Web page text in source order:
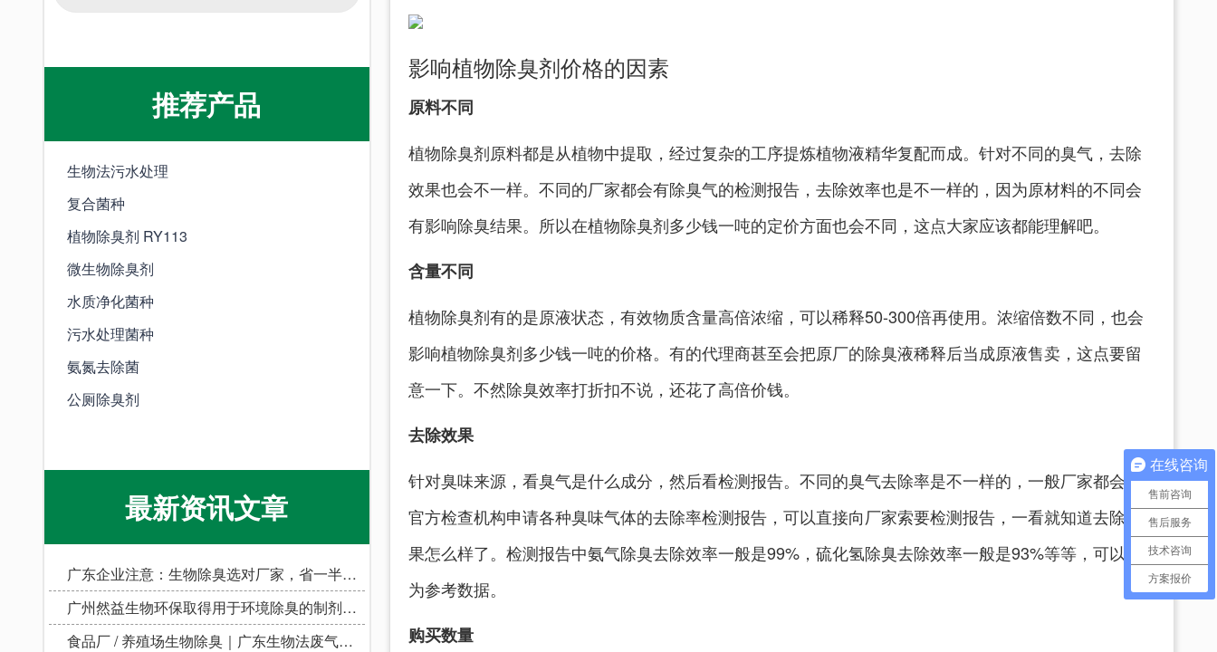
推荐产品
生物法污水处理
复合菌种
植物除臭剂 RY113
微生物除臭剂
水质净化菌种
污水处理菌种
氨氮去除菌
公厕除臭剂
最新资讯文章
广东企业注意：生物除臭选对厂家，省一半心！
广州然益生物环保取得用于环境除臭的制剂及其制备方法专利，能够有效地去除环境中的多种具有强烈恶臭的气体污染物
食品厂 / 养殖场生物除臭｜广东生物法废气处理公司哪家靠谱评测
影响植物除臭剂价格的因素
原料不同
植物除臭剂原料都是从植物中提取，经过复杂的工序提炼植物液精华复配而成。针对不同的臭气，去除
效果也会不一样。不同的厂家都会有除臭气的检测报告，去除效率也是不一样的，因为原材料的不同会
有影响除臭结果。所以在植物除臭剂多少钱一吨的定价方面也会不同，这点大家应该都能理解吧。
含量不同
植物除臭剂有的是原液状态，有效物质含量高倍浓缩，可以稀释50-300倍再使用。浓缩倍数不同，也会
影响植物除臭剂多少钱一吨的价格。有的代理商甚至会把原厂的除臭液稀释后当成原液售卖，这点要留
意一下。不然除臭效率打折扣不说，还花了高倍价钱。
去除效果
针对臭味来源，看臭气是什么成分，然后看检测报告。不同的臭气去除率是不一样的，一般厂家都会去
官方检查机构申请各种臭味气体的去除率检测报告，可以直接向厂家索要检测报告，一看就知道去除效
果怎么样了。检测报告中氨气除臭去除效率一般是99%，硫化氢除臭去除效率一般是93%等等，可以作
为参考数据。
购买数量
在线咨询
售前咨询
售后服务
技术咨询
方案报价